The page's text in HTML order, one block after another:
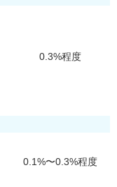
0.3%程度
0.1%〜0.3%程度